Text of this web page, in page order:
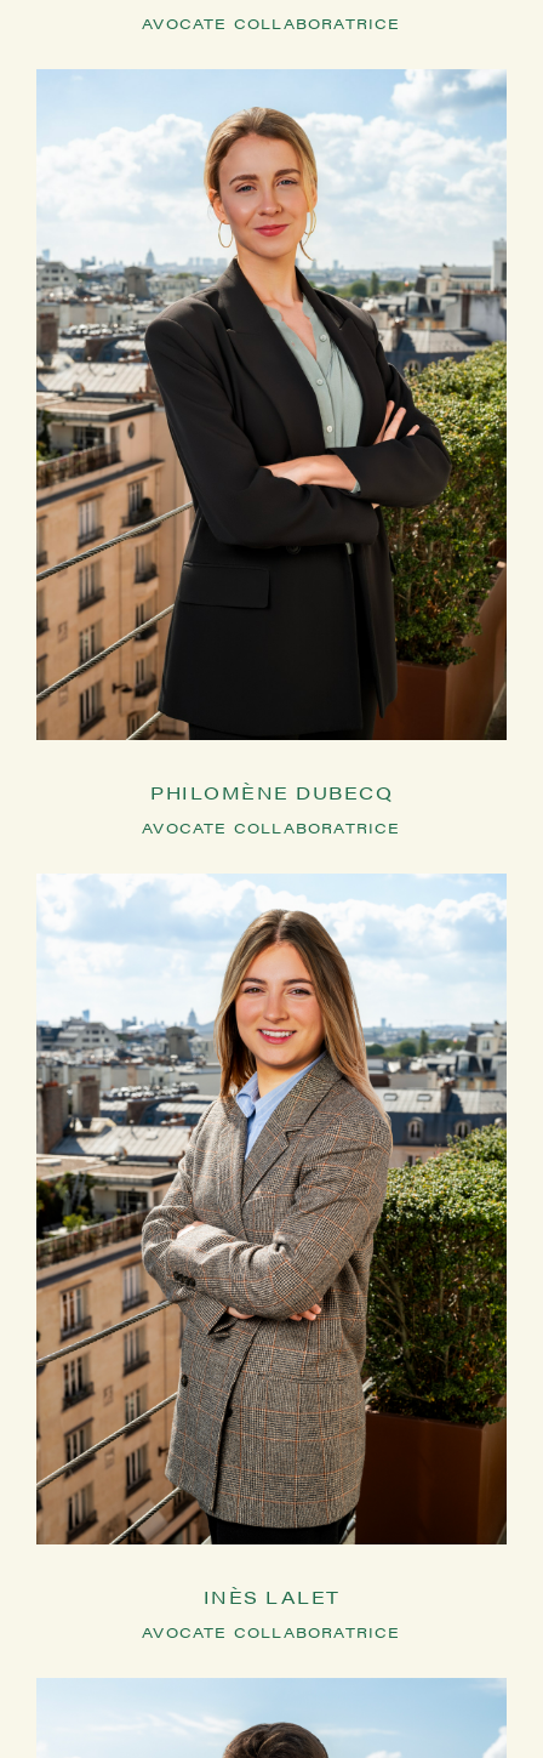
AVOCATE COLLABORATRICE
PHILOMÈNE DUBECQ
AVOCATE COLLABORATRICE
INÈS LALET
AVOCATE COLLABORATRICE